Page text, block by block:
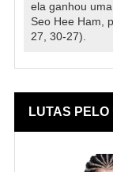
ela ganhou
Seo Hee Ham,
27, 30-27).
LUTAS PELO